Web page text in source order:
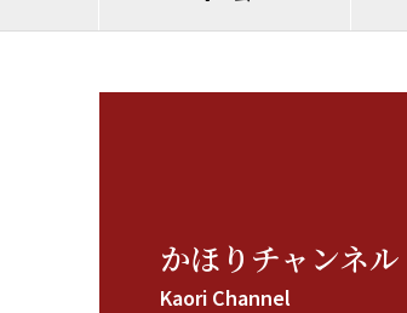
かほりチャンネル
Kaori Channel